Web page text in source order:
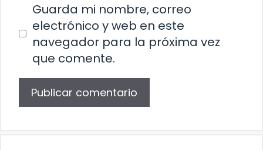
Guarda mi nombre, correo
electrónico y web en este
navegador para la próxima vez
que comente.